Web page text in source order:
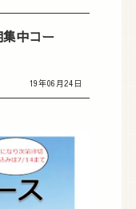
中コー
19年06月24日